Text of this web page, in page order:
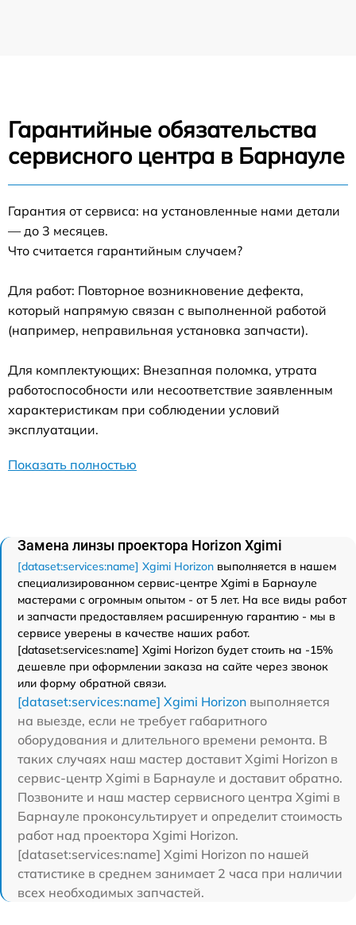
Гарантийные обязательства
сервисного центра в Барнауле
Гарантия от сервиса: на установленные нами детали
— до 3 месяцев.
Что считается гарантийным случаем?
Для работ: Повторное возникновение дефекта,
который напрямую связан с выполненной работой
(например, неправильная установка запчасти).
Для комплектующих: Внезапная поломка, утрата
работоспособности или несоответствие заявленным
характеристикам при соблюдении условий
эксплуатации.
Показать полностью
Замена линзы проектора Horizon Xgimi
[dataset:services:name] Xgimi Horizon выполняется в нашем
специализированном сервис-центре Xgimi в Барнауле
мастерами с огромным опытом - от 5 лет. На все виды работ
и запчасти предоставляем расширенную гарантию - мы в
сервисе уверены в качестве наших работ.
[dataset:services:name] Xgimi Horizon будет стоить на -15%
дешевле при оформлении заказа на сайте через звонок
или форму обратной связи.
[dataset:services:name] Xgimi Horizon выполняется
на выезде, если не требует габаритного
оборудования и длительного времени ремонта. В
таких случаях наш мастер доставит Xgimi Horizon в
сервис-центр Xgimi в Барнауле и доставит обратно.
Позвоните и наш мастер сервисного центра Xgimi в
Барнауле проконсультирует и определит стоимость
работ над проектора Xgimi Horizon.
[dataset:services:name] Xgimi Horizon по нашей
статистике в среднем занимает 2 часа при наличии
всех необходимых запчастей.